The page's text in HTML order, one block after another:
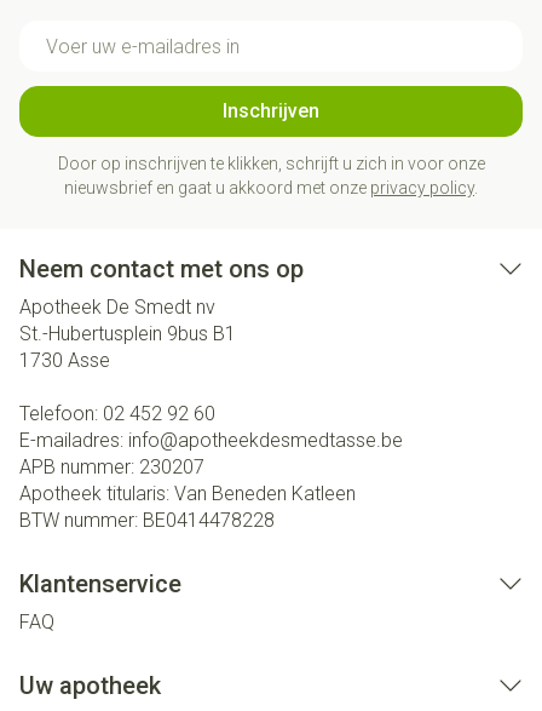
Inschrijven
Door op inschrijven te klikken, schrijft u zich in voor onze
nieuwsbrief en gaat u akkoord met onze privacy policy.
Neem contact met ons op
Apotheek De Smedt nv
St.-Hubertusplein 9bus B1
1730 Asse
Telefoon: 02 452 92 60
E-mailadres: info@apotheekdesmedtasse.be
APB nummer: 230207
Apotheek titularis: Van Beneden Katleen
BTW nummer: BE0414478228
Klantenservice
FAQ
Uw apotheek